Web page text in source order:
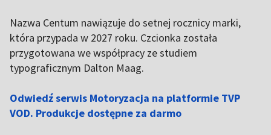
Nazwa Centum nawiązuje do setnej rocznicy marki,
która przypada w 2027 roku. Czcionka została
przygotowana we współpracy ze studiem
typograficznym Dalton Maag.
Odwiedź serwis Motoryzacja na platformie TVP
VOD. Produkcje dostępne za darmo